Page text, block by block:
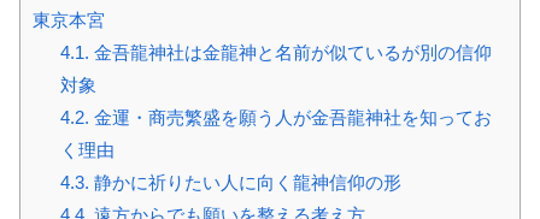
東京本宮
4.1. 金吾龍神社は金龍神と名前が似ているが別の信仰
対象
4.2. 金運・商売繁盛を願う人が金吾龍神社を知ってお
く理由
4.3. 静かに祈りたい人に向く龍神信仰の形
4.4. 遠方からでも願いを整える考え方